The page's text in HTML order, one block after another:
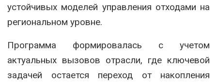
устойчивых моделей управления отходами на
региональном уровне.
Программа формировалась с учетом
актуальных вызовов отрасли, где ключевой
задачей остается переход от накопления